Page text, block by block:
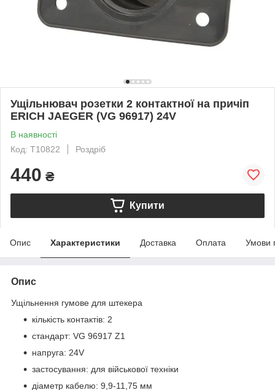
Ущільнювач розетки 2 контактної на причіп
ERICH JAEGER (VG 96917) 24V
В наявності
Код: T10822
Роздріб
440 ₴
Купити
Опис Характеристики Доставка Оплата Умови
Опис
Ущільнення гумове для штекера
кількість контактів: 2
стандарт: VG 96917 Z1
напруга: 24V
застосування: для військової техніки
діаметр кабелю: 9,9-11,75 мм